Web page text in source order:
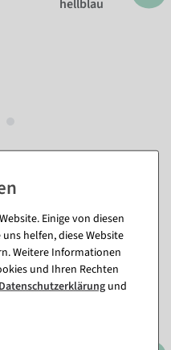
hellblau
diesem Produkt
Einige von diesen
helfen, diese Website
Weitere Informationen
und Ihren Rechten
und